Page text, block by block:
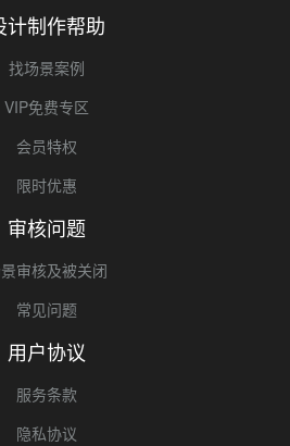
计制作帮助
找场景案例
VIP免费专区
会员特权
限时优惠
审核问题
审核及被关闭
常见问题
用户协议
服务条款
隐私协议